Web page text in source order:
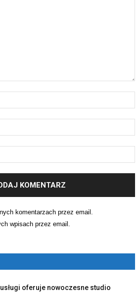
komentarzach przez email.
wpisach przez email.
oferuje nowoczesne studio